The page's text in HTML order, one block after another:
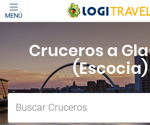
MENÚ
Cruceros a
(Escocia)
Buscar Cruceros